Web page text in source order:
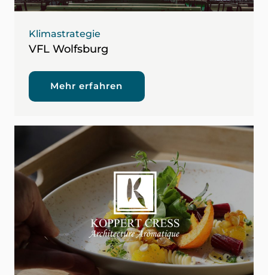
Klimastrategie
VFL Wolfsburg
Mehr erfahren